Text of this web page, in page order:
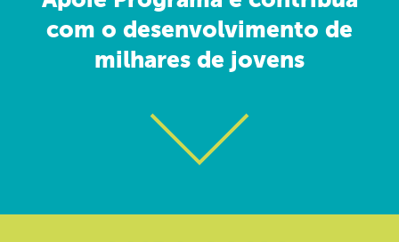
com o desenvolvimento de
milhares de jovens